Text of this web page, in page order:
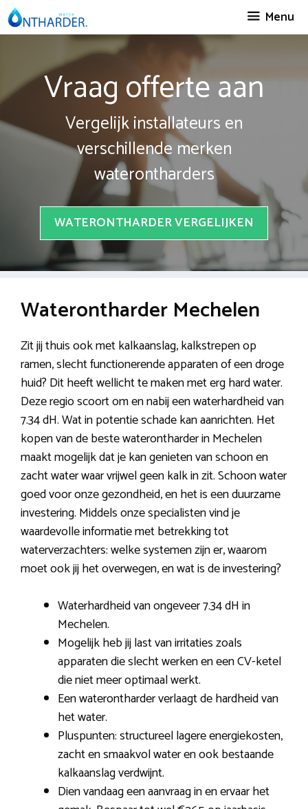
Spring
naar
Menu
Vraag offerte aan
Vergelijk installateurs en
verschillende merken
waterontharders
WATERONTHARDER VERGELIJKEN
Waterontharder Mechelen
Zit jij thuis ook met kalkaanslag, kalkstrepen op
ramen, slecht functionerende apparaten of een droge
huid? Dit heeft wellicht te maken met erg hard water.
Deze regio scoort om en nabij een waterhardheid van
7.34 dH. Wat in potentie schade kan aanrichten. Het
kopen van de beste waterontharder in Mechelen
maakt mogelijk dat je kan genieten van schoon en
zacht water waar vrijwel geen kalk in zit. Schoon water
goed voor onze gezondheid, en het is een duurzame
investering. Middels onze specialisten vind je
waardevolle informatie met betrekking tot
waterverzachters: welke systemen zijn er, waarom
moet ook jij het overwegen, en wat is de investering?
Waterhardheid van ongeveer 7.34 dH in
Mechelen.
Mogelijk heb jij last van irritaties zoals
apparaten die slecht werken en een CV-ketel
die niet meer optimaal werkt.
Een waterontharder verlaagt de hardheid van
het water.
Pluspunten: structureel lagere energiekosten,
zacht en smaakvol water en ook bestaande
kalkaanslag verdwijnt.
Dien vandaag een aanvraag in en ervaar het